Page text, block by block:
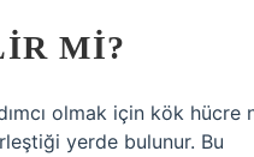
MI?
olmak için kök hücre
yerde bulunur. Bu